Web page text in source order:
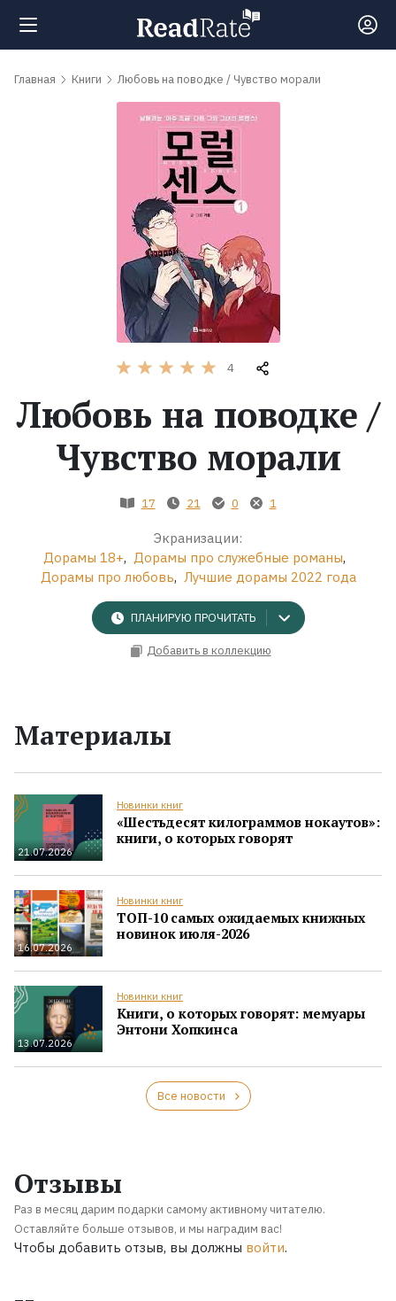
Поиск
обсуждаемые
Коллекции
Главная Книги Любовь на поводке / Чувство морали
4
Любовь на поводке /
Чувство морали
17 21 0 1
Экранизации:
Дорамы 18+, Дорамы про служебные романы,
Дорамы про любовь, Лучшие дорамы 2022 года
ПЛАНИРУЮ ПРОЧИТАТЬ
Добавить в коллекцию
Материалы
21.07.2026
Новинки книг
«Шестьдесят килограммов нокаутов»:
книги, о которых говорят
16.07.2026
Новинки книг
ТОП-10 самых ожидаемых книжных
новинок июля-2026
13.07.2026
Новинки книг
Книги, о которых говорят: мемуары
Энтони Хопкинса
Все новости
Отзывы
Раз в месяц дарим подарки самому активному читателю.
Оставляйте больше отзывов, и мы наградим вас!
Чтобы добавить отзыв, вы должны войти.